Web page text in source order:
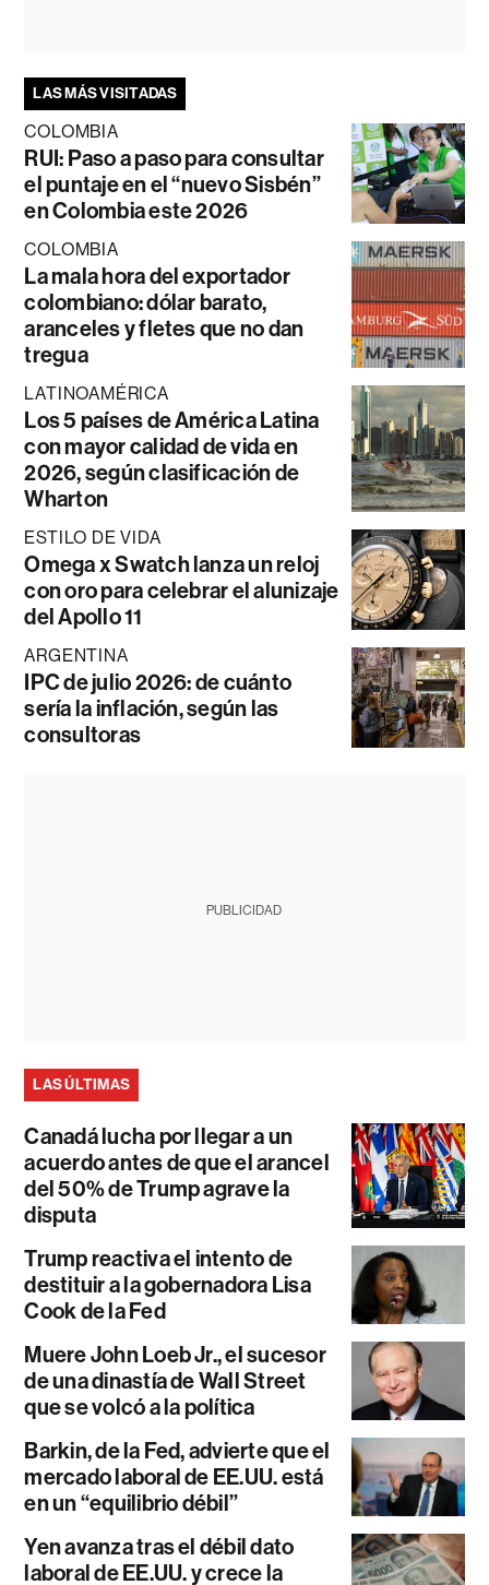
LAS MÁS VISITADAS
COLOMBIA
RUI: Paso a paso para consultar
el puntaje en el “nuevo Sisbén”
en Colombia este 2026
COLOMBIA
La mala hora del exportador
colombiano: dólar barato,
aranceles y fletes que no dan
tregua
LATINOAMÉRICA
Los 5 países de América Latina
con mayor calidad de vida en
2026, según clasificación de
Wharton
ESTILO DE VIDA
Omega x Swatch lanza un reloj
con oro para celebrar el alunizaje
del Apollo 11
ARGENTINA
IPC de julio 2026: de cuánto
sería la inflación, según las
consultoras
PUBLICIDAD
LAS ÚLTIMAS
Canadá lucha por llegar a un
acuerdo antes de que el arancel
del 50% de Trump agrave la
disputa
Trump reactiva el intento de
destituir a la gobernadora Lisa
Cook de la Fed
Muere John Loeb Jr., el sucesor
de una dinastía de Wall Street
que se volcó a la política
Barkin, de la Fed, advierte que el
mercado laboral de EE.UU. está
en un “equilibrio débil”
Yen avanza tras el débil dato
laboral de EE.UU. y crece la